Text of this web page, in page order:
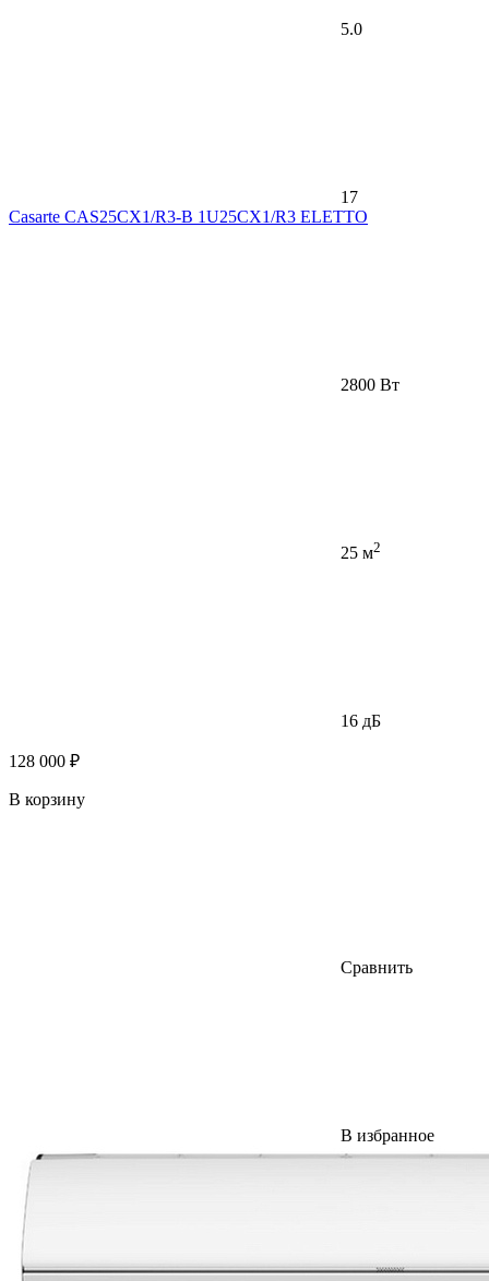
5.0
17
Casarte CAS25CX1/R3-B 1U25CX1/R3 ELETTO
2800 Вт
25 м2
16 дБ
128 000 ₽
В корзину
Сравнить
В избранное